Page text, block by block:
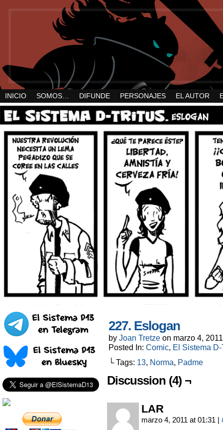
INICIO SOMOS… DIFUNDE PERSONAJES EL AUTOR
227. Eslogan
by Joan Tretze on marzo 4, 2011
Posted In: Comic, El Sistema
└ Tags: 13, Norma, Padme
Discussion (4) ¬
LAR
marzo 4, 2011 at 01:31 |